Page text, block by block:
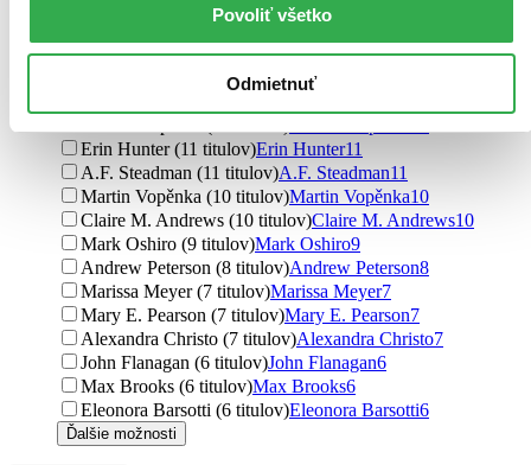
Povoliť všetko
Odmietnuť
B.B. Alston (24 titulov)B.B. Alston
Michael Ende (19 titulov)Michael Ende19
Chris Colfer (19 titulov)Chris Colfer
Erin Hunter (11 titulov)Erin Hunter11
A.F. Steadman (11 titulov)A.F. Steadman11
Martin Vopěnka (10 titulov)Martin Vopěnka10
Claire M. Andrews (10 titulov)Claire M. Andrews10
Mark Oshiro (9 titulov)Mark Oshiro9
Andrew Peterson (8 titulov)Andrew Peterson8
Marissa Meyer (7 titulov)Marissa Meyer7
Mary E. Pearson (7 titulov)Mary E. Pearson7
Alexandra Christo (7 titulov)Alexandra Christo7
John Flanagan (6 titulov)John Flanagan6
Max Brooks (6 titulov)Max Brooks6
Eleonora Barsotti (6 titulov)Eleonora Barsotti6
Ďalšie možnosti